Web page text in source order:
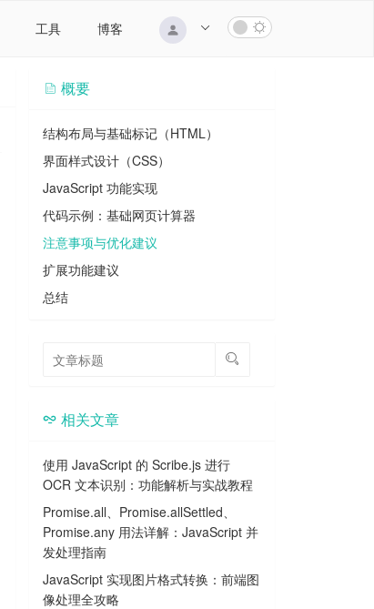
工具 博客
概要
结构布局与基础标记（HTML）
界面样式设计（CSS）
JavaScript 功能实现
代码示例：基础网页计算器
注意事项与优化建议
扩展功能建议
总结
相关文章
使用 JavaScript 的 Scribe.js 进行
OCR 文本识别：功能解析与实战教程
Promise.all、Promise.allSettled、
Promise.any 用法详解：JavaScript 并
发处理指南
JavaScript 实现图片格式转换：前端图
像处理全攻略